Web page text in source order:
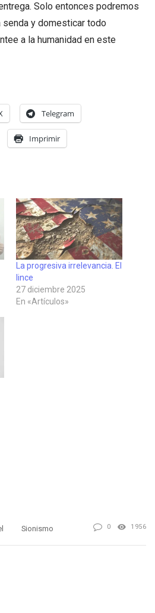
Solo entonces podremos
senda y domesticar todo
a la humanidad en este
Telegram
Imprimir
La progresiva irrelevancia. El
lince
27 diciembre 2025
En «Artículos»
Sionismo 0 1956